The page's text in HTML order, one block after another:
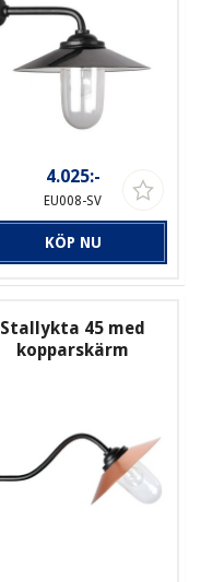
4.025:-
EU008-SV
KÖP NU
Stallykta 45 med
kopparskärm